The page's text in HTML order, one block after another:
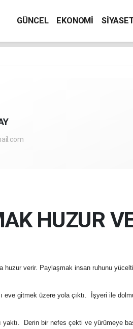
GÜNCEL EKONOMİ
HUZUR
huzur verir. Paylaşmak insan ruhunu
eve gitmek üzere yola çıktı. İşyeri ile
yaktı. Derin bir nefes çekti ve yürümeye